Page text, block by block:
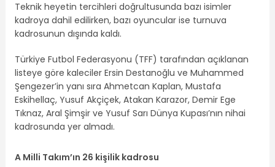
Teknik heyetin tercihleri doğrultusunda bazı isimler
kadroya dahil edilirken, bazı oyuncular ise turnuva
kadrosunun dışında kaldı.
Türkiye Futbol Federasyonu (TFF) tarafından açıklanan
listeye göre kaleciler Ersin Destanoğlu ve Muhammed
Şengezer’in yanı sıra Ahmetcan Kaplan, Mustafa
Eskihellaç, Yusuf Akçiçek, Atakan Karazor, Demir Ege
Tıknaz, Aral Şimşir ve Yusuf Sarı Dünya Kupası’nın nihai
kadrosunda yer almadı.
A Milli Takım’ın 26 kişilik kadrosu